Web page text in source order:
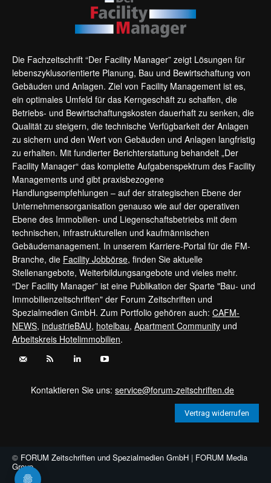
Die Fachzeitschrift “Der Facility Manager” zeigt Lösungen für
lebenszyklusorientierte Planung, Bau und Bewirtschaftung von
Gebäuden und Anlagen. Ziel von Facility Management ist es,
ein optimales Umfeld für das Kerngeschäft zu schaffen, die
Betriebs- und Bewirtschaftungskosten dauerhaft zu senken, die
Qualität zu steigern, die technische Verfügbarkeit der Anlagen
zu sichern und den Wert von Gebäuden und Anlagen langfristig
zu erhalten. Mit fundierter Berichterstattung behandelt „Der
Facility Manager“ das komplette Aufgabenspektrum des Facility
Managements und gibt praxisbezogene
Handlungsempfehlungen – auf der strategischen Ebene der
Unternehmensorganisation genauso wie auf der operativen
Ebene des Immobilien- und Liegenschaftsbetriebs mit dem
technischen, infrastrukturellen und kaufmännischen
Gebäudemanagement. In unserem Karriere-Portal für die FM-
Branche, die Facility Jobbörse, finden Sie aktuelle
Stellenangebote, Weiterbildungsangebote und vieles mehr.
“Der Facility Manager” ist eine Publikation der Sparte "Bau- und
Immobilienzeitschriften" der Forum Zeitschriften und
Spezialmedien GmbH. Zum Portfolio gehören auch: CAFM-
NEWS, industrieBAU, hotelbau, Apartment Community und
Arbeitskreis Hotelimmobilien.
Kontaktieren Sie uns:service@forum-zeitschriften.de
Vertrag widerrufen
© FORUM Zeitschriften und Spezialmedien GmbH | FORUM Media
Group